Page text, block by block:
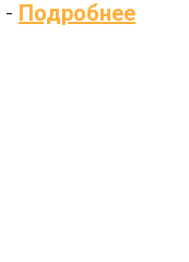
- Подробнее